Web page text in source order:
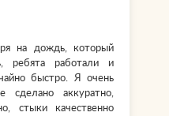
на дождь, который
ребята работали и
быстро. Я очень
сделано аккуратно,
стыки качественно